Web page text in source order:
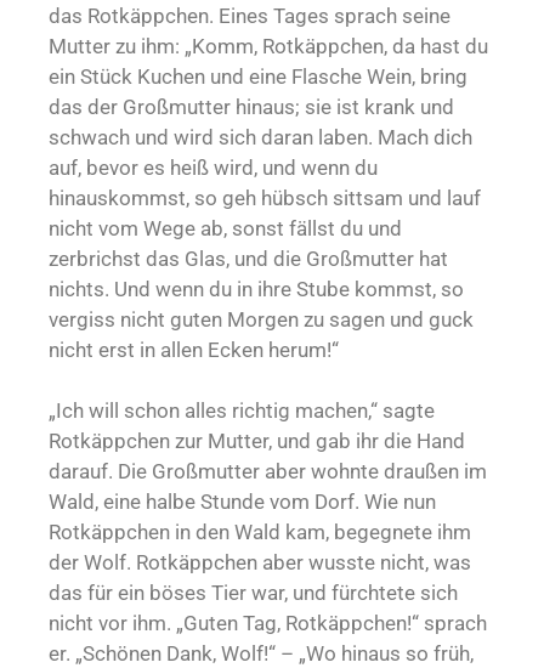
das Rotkäppchen. Eines Tages sprach seine
Mutter zu ihm: „Komm, Rotkäppchen, da hast du
ein Stück Kuchen und eine Flasche Wein, bring
das der Großmutter hinaus; sie ist krank und
schwach und wird sich daran laben. Mach dich
auf, bevor es heiß wird, und wenn du
hinauskommst, so geh hübsch sittsam und lauf
nicht vom Wege ab, sonst fällst du und
zerbrichst das Glas, und die Großmutter hat
nichts. Und wenn du in ihre Stube kommst, so
vergiss nicht guten Morgen zu sagen und guck
nicht erst in allen Ecken herum!“
„Ich will schon alles richtig machen,“ sagte
Rotkäppchen zur Mutter, und gab ihr die Hand
darauf. Die Großmutter aber wohnte draußen im
Wald, eine halbe Stunde vom Dorf. Wie nun
Rotkäppchen in den Wald kam, begegnete ihm
der Wolf. Rotkäppchen aber wusste nicht, was
das für ein böses Tier war, und fürchtete sich
nicht vor ihm. „Guten Tag, Rotkäppchen!“ sprach
er. „Schönen Dank, Wolf!“ – „Wo hinaus so früh,